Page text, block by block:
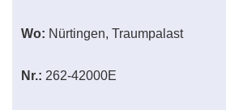
Wo: Nürtingen, Traumpalast
Nr.: 262-42000E